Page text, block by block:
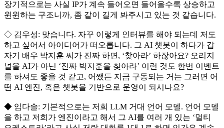
장기적으로는 사실 IP가 계속 들어오면 들어올수록 상승하고
윈윈하는 구조니까, 좀 같이 길게 봐주시고 있는 것 같습니다.
◇ 김우성: 맞습니다. 자꾸 이렇게 인터뷰를 해야 되는데 저도
하고 싶어서 아이디어가 떠오릅니다. 그 AI 챗봇이 하다가 갑
자기 배우 박지훈 씨가 진짜 하면, ‘찾아라’ 하잖아요? 오리지
널을 AI가 아닌 ‘진짜 박지훈을 찾아라’ 이런 것도 한번 이벤트
를 하셔도 좋을 것 같고, 어쨌든 지금 구동되는 거는 그러면 어
떤 AI 엔진, 혹은 챗봇을 기반으로 운영이 되시나요?
◆ 임다솔: 기본적으로는 저희 LLM 거대 언어 모델. 언어 모델
을 하고 저희가 엔진이라고 해서 그 AI를 여러 개 있는 ‘멀티